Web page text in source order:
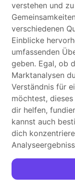
verstehen und
verschiedenen
Einblicke
umfassenden
geben. Egal, ob
Marktanalysen
Verständnis für
möchtest,
dir helfen,
kannst auch
dich